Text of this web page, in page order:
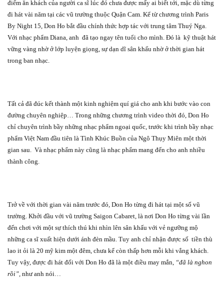
điểm ăn khách của người ca sĩ lúc đó chưa được mấy ai biết tới, mặc dù từng
đi hát vài năm tại các vũ trường thuộc Quận Cam. Kể từ chương trình Paris
By Night 15, Don Ho bắt đầu chính thức hợp tác với trung tâm Thuý Nga.
Với nhạc phẩm Diana, anh đã tạo ngay tên tuổi cho mình. Đó là kỹ thuật hát
vững vàng nhờ ở lớp luyện giọng, sự dạn dĩ sân khấu nhờ ở thời gian hát
trong ban nhạc.
Tất cả đã đúc kết thành một kinh nghiệm quí giá cho anh khi bước vào con
đường chuyên nghiệp… Trong những chương trình video thời đó, Don Ho
chỉ chuyên trình bầy những nhạc phẩm ngoại quốc, trước khi trình bầy nhạc
phẩm Việt Nam đầu tiên là Tình Khúc Buồn của Ngô Thụy Miên một thời
gian sau. Và nhạc phẩm này cũng là nhạc phẩm mang đến cho anh nhiều
thành công.
Trở về với thời gian vài năm trước đó, Don Ho từng đi hát tại một số vũ
trường. Khởi đầu với vũ trường Saigon Cabaret, là nơi Don Ho từng vài lần
đến chơi với một sự thích thú khi nhìn lên sân khấu với vẻ ngưỡng mộ
những ca sĩ xuất hiện dưới ánh đèn mầu. Tuy anh chỉ nhận được số tiền thù
lao it ỏi là 20 mỹ kim một đêm, chưa kể còn thấp hơn mỗi khi vắng khách.
Tuy vậy, được đi hát đối với Don Ho đã là một điều may mắn, “đã là nghon
rồi”, như anh nói…